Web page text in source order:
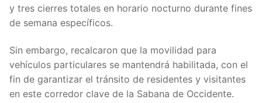
y tres cierres totales en horario nocturno durante fines
de semana específicos.
Sin embargo, recalcaron que la movilidad para
vehículos particulares se mantendrá habilitada, con el
fin de garantizar el tránsito de residentes y visitantes
en este corredor clave de la Sabana de Occidente.